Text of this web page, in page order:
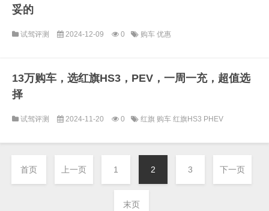
妥的
试驾评测 2024-12-09 0 购车 优惠
13万购车，选红旗HS3，PEV，一周一充，超值选
择
试驾评测 2024-11-20 0 红旗 购车 红旗HS3 PHEV
首页 上一页 1 2 3 下一页
末页